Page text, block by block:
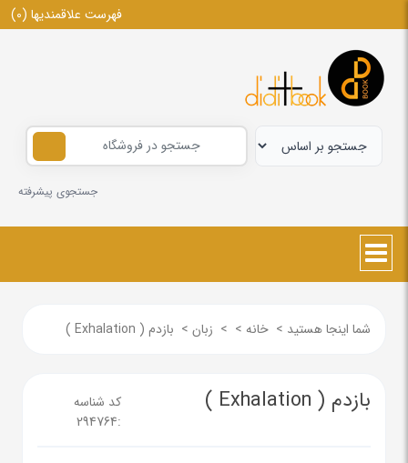
فهرست علاقمندیها (0)
جستجوی پیشرفته
شما اینجا هستید > خانه >
> زبان > بازدم ( Exhalation )
بازدم ( Exhalation )
کد شناسه
:
294764